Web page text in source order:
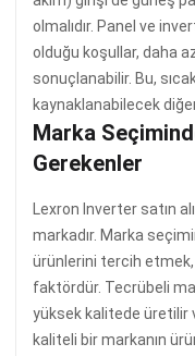
olmalıdır. Panel ve
olduğu koşullar, daha
sonuçlanabilir. Bu,
kaynaklanabilecek
Marka
Gerekenler
Lexron Inverter satın
markadır. Marka
ürünlerini tercih
faktördür. Tecrübeli
yüksek kalitede üretilir
kaliteli bir markanın